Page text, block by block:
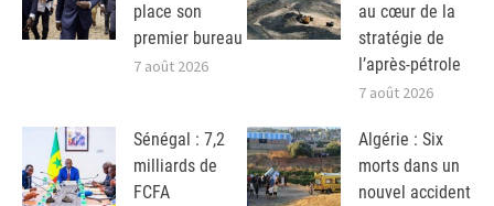
place son
premier bureau
7 août 2026
au cœur de la
stratégie de
l’après-pétrole
7 août 2026
Sénégal : 7,2
milliards de
FCFA
Algérie : Six
morts dans un
nouvel accident